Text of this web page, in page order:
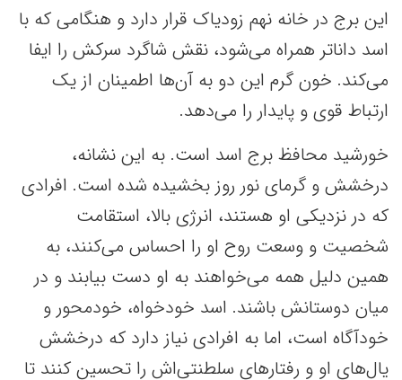
این برج در خانه نهم زودیاک قرار دارد و هنگامی که با
اسد داناتر همراه می‌شود، نقش شاگرد سرکش را ایفا
می‌کند. خون گرم این دو به آن‌ها اطمینان از یک
ارتباط قوی و پایدار را می‌دهد.
خورشید محافظ برج اسد است. به این نشانه،
درخشش و گرمای نور روز بخشیده شده است. افرادی
که در نزدیکی او هستند، انرژی بالا، استقامت
شخصیت و وسعت روح او را احساس می‌کنند، به
همین دلیل همه می‌خواهند به او دست بیابند و در
میان دوستانش باشند. اسد خودخواه، خودمحور و
خودآگاه است، اما به افرادی نیاز دارد که درخشش
یال‌های او و رفتارهای سلطنتی‌اش را تحسین کنند تا